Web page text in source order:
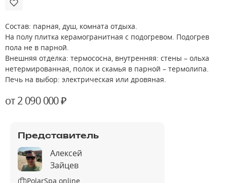
Состав: парная, душ, комната отдыха.
На полу плитка керамогранитная с подогревом. Подогрев
пола не в парной.
Внешняя отделка: термососна, внутренняя: стены – ольха
нетермированная, полок и скамья в парной – термолипа.
Печь на выбор: электрическая или дровяная.
от 2 090 000 ₽
Представитель
Алексей
Зайцев
PolarSpa online